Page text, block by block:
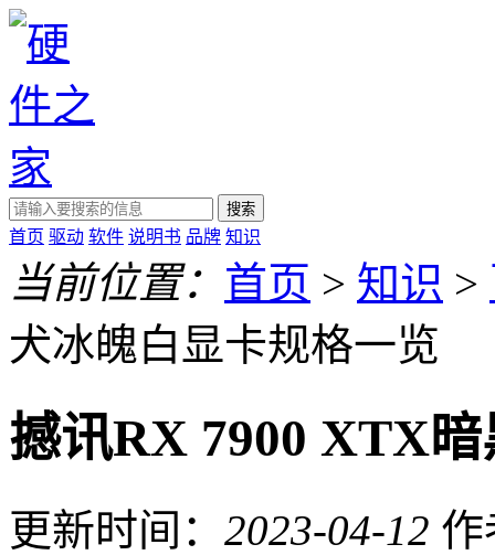
搜索
首页 驱动 软件 说明书 品牌 知识
当前位置： 首页 > 知识 >
犬冰魄白显卡规格一览
撼讯RX 7900 XTX
更新时间： 2023-04-12 作